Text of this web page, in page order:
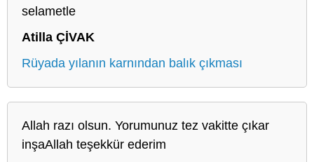
selametle
Atilla ÇİVAK
Rüyada yılanın karnından balık çıkması
Allah razı olsun. Yorumunuz tez vakitte çıkar
inşaAllah teşekkür ederim